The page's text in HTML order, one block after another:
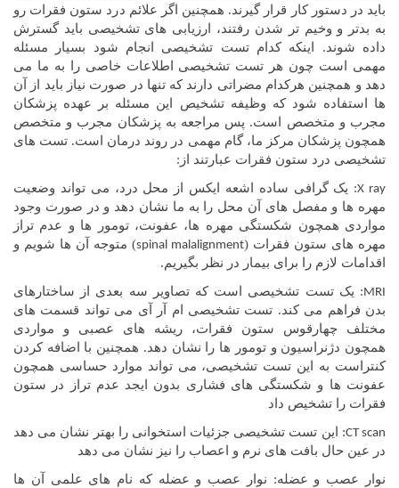
باید در دستور کار قرار گیرند. همچنین اگر علائم درد ستون فقرات رو
به بدتر و وخیم تر شدن رفتند، ارزیابی های تشخیصی باید گسترش
داده شوند. اینکه کدام تست تشخیصی انجام شود بسیار مسئله
مهمی است چون هر تست تشخیصی اطلاعات خاصی را به ما می
دهد و همچنین هرکدام مضراتی دارند که تنها در صورت نیاز باید از آن
ها استفاده شود که وظیفه تشخیص این مسئله بر عهده پزشکان
مجرب و متخصص است. پس مراجعه به پزشکان مجرب و متخصص
همچون پزشکان مرکز ما، گام مهمی در روند درمان است. تست های
تشخیصی درد ستون فقرات عبارتند از:
X ray: یک گرافی ساده اشعه ایکس از محل درد، می تواند وضعیت
مهره ها و مفصل های آن محل را به ما نشان دهد و در صورت وجود
مواردی همچون شکستگی مهره ها، عفونت، تومور ها و عدم تراز
مهره های ستون فقرات (spinal malalignment) متوجه آن ها شویم و
اقدامات لازم را برای بیمار در نظر بگیریم.
MRI: یک تست تشخیصی است که تصاویر سه بعدی از ساختارهای
بدن فراهم می کند. تست تشخیصی ام آر آی می تواند قسمت های
مختلف چهارقوس ستون فقرات، ریشه های عصبی و مواردی
همچون دژنراسیون و تومور ها را نشان دهد. همچنین با اضافه کردن
کنتراست به این تست تشخیصی، می تواند موارد حساسی همچون
عفونت ها و شکستگی های فشاری بدون ایجد عدم تراز در ستون
فقرات را تشخیص داد
CT scan: این تست تشخیصی جزئیات استخوانی را بهتر نشان می دهد
در عین حال بافت های نرم و اعصاب را نیز نشان می دهد
نوار عصب و عضله: نوار عصب و عضله که نام های علمی آن ها